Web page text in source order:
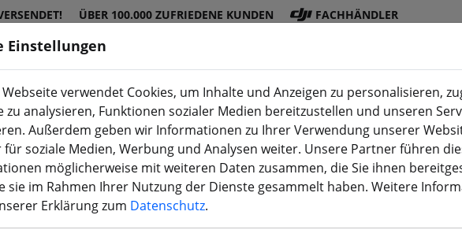
ÜBER 100.000 ZUFRIEDENE KUNDEN FACHHÄNDLER
Equipmen
t
DJI
Shop
Akku
s
Propelle
r
Zubehö
r
3D
Druck
Einstellungen
verwendet Cookies, um Inhalte und Anzeigen zu personalisieren,
zu analysieren, Funktionen sozialer Medien bereitzustellen und unseren
Außerdem geben wir Informationen zu Ihrer Verwendung unserer
für soziale Medien, Werbung und Analysen weiter. Unsere Partner führen
möglicherweise mit weiteren Daten zusammen, die Sie ihnen
sie im Rahmen Ihrer Nutzung der Dienste gesammelt haben. Weitere
Erklärung zum Datenschutz.